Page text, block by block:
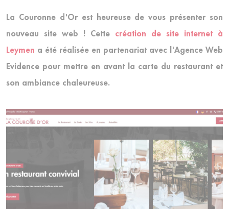
La Couronne d'Or est heureuse de vous présenter son
nouveau site web ! Cette création de site internet à
Leymen a été réalisée en partenariat avec l'Agence Web
Evidence pour mettre en avant la carte du restaurant et
son ambiance chaleureuse.